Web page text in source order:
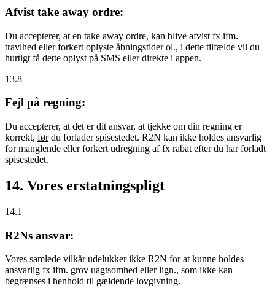
Afvist take away ordre:
Du accepterer, at en take away ordre, kan blive afvist fx ifm.
travlhed eller forkert oplyste åbningstider ol., i dette tilfælde vil du
hurtigt få dette oplyst på SMS eller direkte i appen.
13.8
Fejl på regning:
Du accepterer, at det er dit ansvar, at tjekke om din regning er
korrekt, førdu forlader spisestedet. R2N kan ikke holdes ansvarlig
for manglende eller forkert udregning af fx rabat efter du har forladt
spisestedet.
14. Vores erstatningspligt
14.1
R2Ns ansvar:
Vores samlede vilkår udelukker ikke R2N for at kunne holdes
ansvarlig fx ifm. grov uagtsomhed eller lign., som ikke kan
begrænses i henhold til gældende lovgivning.